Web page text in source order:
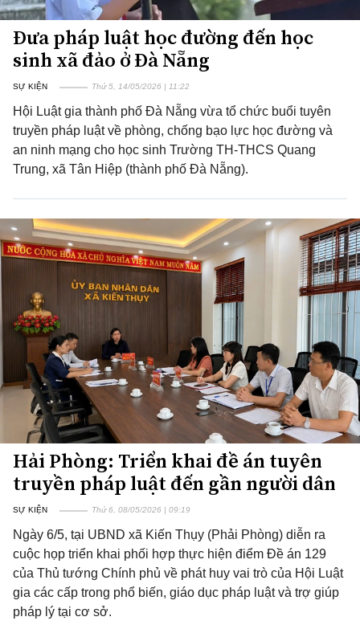
Đưa pháp luật học đường đến học
sinh xã đảo ở Đà Nẵng
SỰ KIỆN Thứ 5, 14/05/2026 | 11:22
Hội Luật gia thành phố Đà Nẵng vừa tổ chức buổi tuyên
truyền pháp luật về phòng, chống bạo lực học đường và
an ninh mạng cho học sinh Trường TH-THCS Quang
Trung, xã Tân Hiệp (thành phố Đà Nẵng).
Hải Phòng: Triển khai đề án tuyên
truyền pháp luật đến gần người dân
SỰ KIỆN Thứ 6, 08/05/2026 | 09:19
Ngày 6/5, tại UBND xã Kiến Thụy (Phải Phòng) diễn ra
cuộc họp triển khai phối hợp thực hiện điểm Đề án 129
của Thủ tướng Chính phủ về phát huy vai trò của Hội Luật
gia các cấp trong phổ biến, giáo dục pháp luật và trợ giúp
pháp lý tại cơ sở.